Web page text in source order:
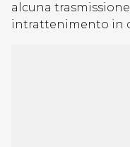
alcuna
intrattenimento in